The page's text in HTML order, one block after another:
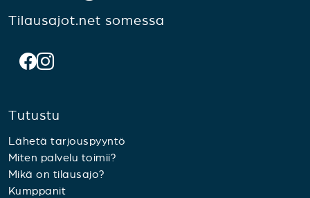
Tilausajot.net somessa
Tutustu
Lähetä tarjouspyyntö
Miten palvelu toimii?
Mikä on tilausajo?
Kumppanit